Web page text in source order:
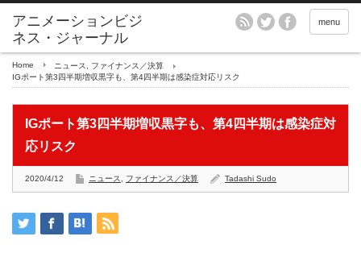
アニメーションビジ
ネス・ジャーナル
menu
Home ニュース
ファイナンス／決算
IGポート第3四半期増収黒字も、第4四半期は感染症対応リスク
IGポート第3四半期増収黒字も、第4四半期は感染症対
応リスク
2020/4/12 ニュース ファイナンス／決算 Tadashi Sudo